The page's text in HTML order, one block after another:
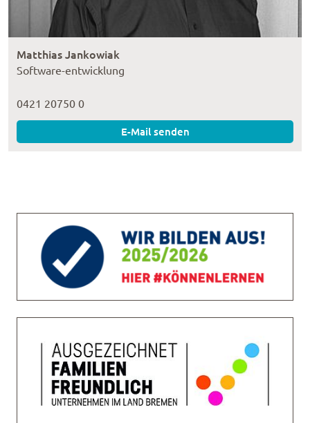
Matthias Jankowiak
Software-entwicklung
0421 20750 0
E-Mail senden